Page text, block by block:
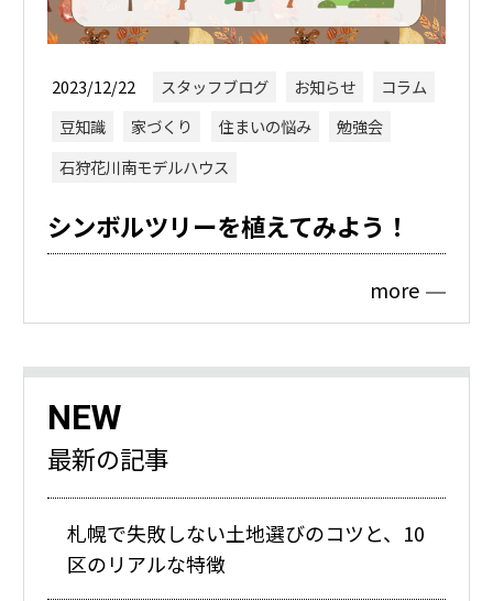
2023/12/22 スタッフブログ お知らせ
コラム
豆知識
家づくり 住まいの悩み
勉強会
石狩花川南モデルハウス
シンボルツリーを植えてみよう！
more
NEW
最新の記事
札幌で失敗しない土地選びのコツと、10
区のリアルな特徴